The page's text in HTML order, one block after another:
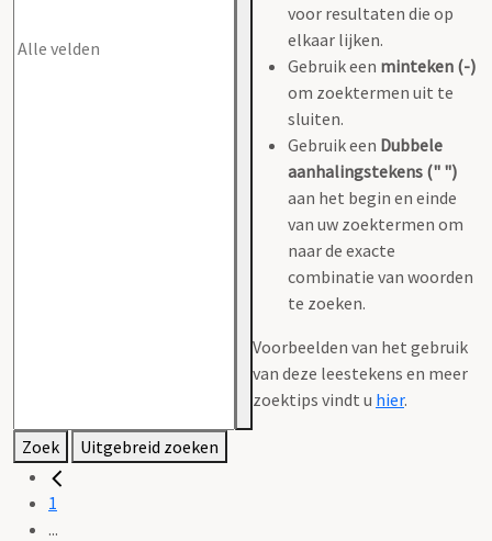
voor resultaten die op
elkaar lijken.
Gebruik een minteken (-)
om zoektermen uit te
sluiten.
Gebruik een Dubbele
aanhalingstekens (" ")
aan het begin en einde
van uw zoektermen om
naar de exacte
combinatie van woorden
te zoeken.
Voorbeelden van het gebruik
van deze leestekens en meer
zoektips vindt u hier.
Zoek Uitgebreid zoeken
1
...